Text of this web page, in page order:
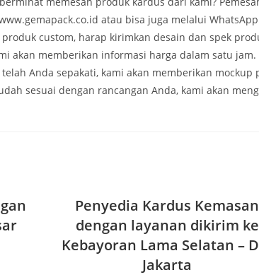
atau bisa juga melalui
custom, harap kirimkan desain dan spek
akan memberikan informasi harga dalam satu jam.
Anda sepakati, kami akan memberikan
sesuai dengan rancangan Anda, kami akan
Penyedia Kardus Kemasan
dengan layanan dikirim ke
Kebayoran Lama Selatan –
Jakarta